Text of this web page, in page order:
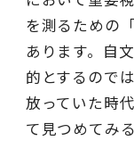
を測るための
あります。自
的とするので
放っていた時
て見つめてみる